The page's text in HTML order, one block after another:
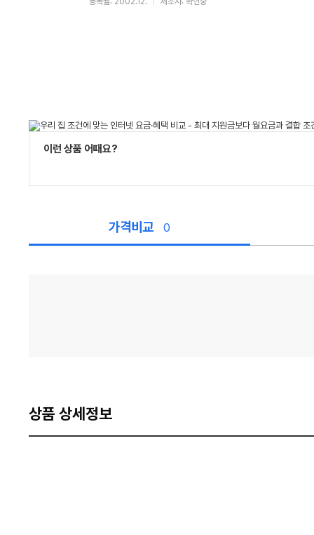
이런 상품 어때요?
가격비교 0
상품 상세정보